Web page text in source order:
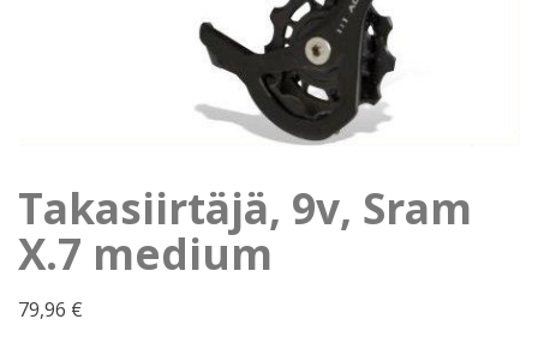
Takasiirtäjä, 9v, Sram
X.7 medium
79,96 €